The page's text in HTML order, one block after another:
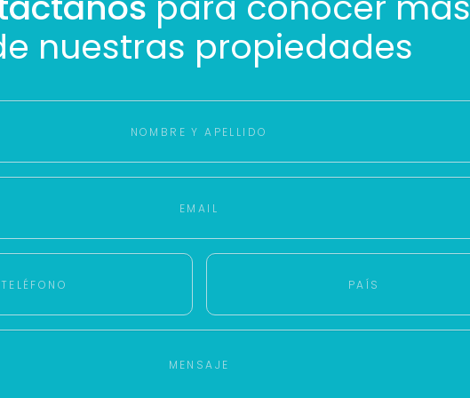
nuestras propiedades
Con estos datos podemos responderte mejor y más rápido.